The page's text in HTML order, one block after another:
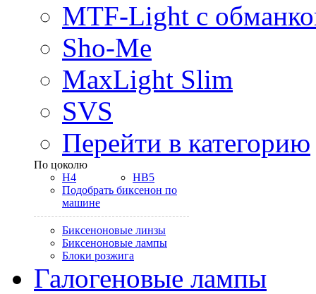
MTF-Light с
Sho-Me
MaxLight Slim
SVS
Перейти в категорию
По цоколю
H4
HB5
Подобрать биксенон по
машине
Биксеноновые линзы
Биксеноновые лампы
Блоки розжига
Галогеновые лампы